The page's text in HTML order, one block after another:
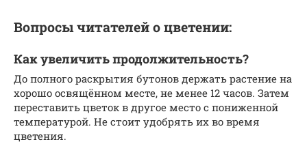
Вопросы читателей о цветении:
Как увеличить продолжительность?
До полного раскрытия бутонов держать растение на
хорошо освящённом месте, не менее 12 часов. Затем
переставить цветок в другое место с пониженной
температурой. Не стоит удобрять их во время
цветения.